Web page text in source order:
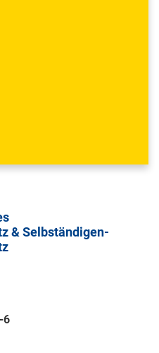
& Selbständigen-
6